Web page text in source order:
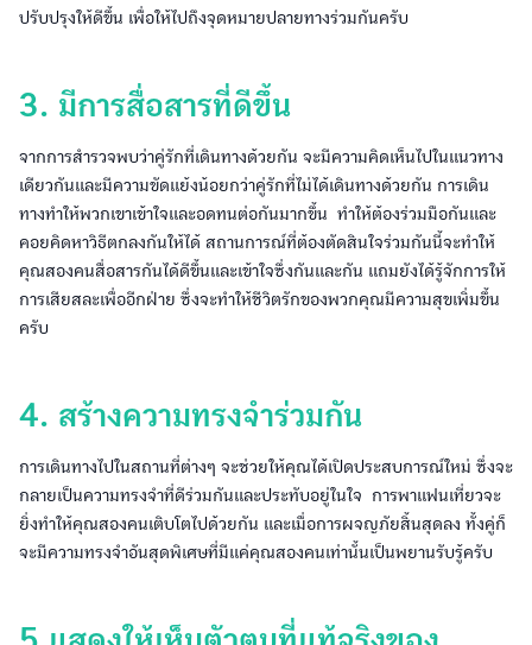
ปรับปรุงให้ดีขึ้น เพื่อให้ไปถึงจุดหมายปลายทางร่วมกันครับ
3. มีการสื่อสารที่ดีขึ้น
จากการสำรวจพบว่าคู่รักที่เดินทางด้วยกัน จะมีความคิดเห็นไปในแนวทาง
เดียวกันและมีความขัดแย้งน้อยกว่าคู่รักที่ไม่ได้เดินทางด้วยกัน การเดิน
ทางทำให้พวกเขาเข้าใจและอดทนต่อกันมากขึ้น ทำให้ต้องร่วมมือกันและ
คอยคิดหาวิธีตกลงกันให้ได้ สถานการณ์ที่ต้องตัดสินใจร่วมกันนี้จะทำให้
คุณสองคนสื่อสารกันได้ดีขึ้นและเข้าใจซึ่งกันและกัน แถมยังได้รู้จักการให้
การเสียสละเพื่ออีกฝ่าย ซึ่งจะทำให้ชีวิตรักของพวกคุณมีความสุขเพิ่มขึ้น
ครับ
4. สร้างความทรงจำร่วมกัน
การเดินทางไปในสถานที่ต่างๆ จะช่วยให้คุณได้เปิดประสบการณ์ใหม่ ซึ่งจะ
กลายเป็นความทรงจำที่ดีร่วมกันและประทับอยู่ในใจ การพาแฟนเที่ยวจะ
ยิ่งทำให้คุณสองคนเติบโตไปด้วยกัน และเมื่อการผจญภัยสิ้นสุดลง ทั้งคู่ก็
จะมีความทรงจำอันสุดพิเศษที่มีแค่คุณสองคนเท่านั้นเป็นพยานรับรู้ครับ